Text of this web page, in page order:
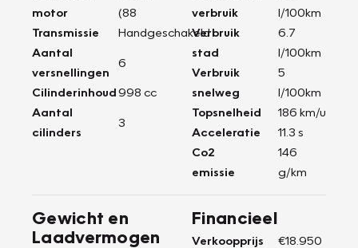
motor
(88
Transmissie
Handgeschakeld
Aantal
versnellingen
6
Cilinderinhoud998 cc
Aantal
cilinders
3
verbruik
l/100km
Verbruik
stad
6.7
l/100km
Verbruik
snelweg
5
l/100km
Topsnelheid
186 km/u
Acceleratie
11.3 s
Co2
emissie
146
g/km
Gewicht en
Laadvermogen
Financieel
Verkoopprijs
€18.950